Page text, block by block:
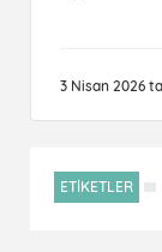
3 Nisan 2026
ETİKETLER